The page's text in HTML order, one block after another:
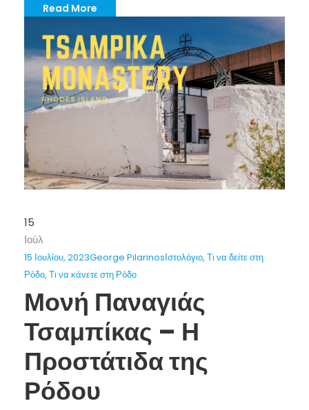
Read More
15
Ιούλ
15 Ιουλίου, 2023George PilarinosΙστολόγιο, Τι να δείτε στη
Ρόδο, Τι να κάνετε στη Ρόδο
Μονή Παναγιάς
Τσαμπίκας – Η
Προστάτιδα της
Ρόδου